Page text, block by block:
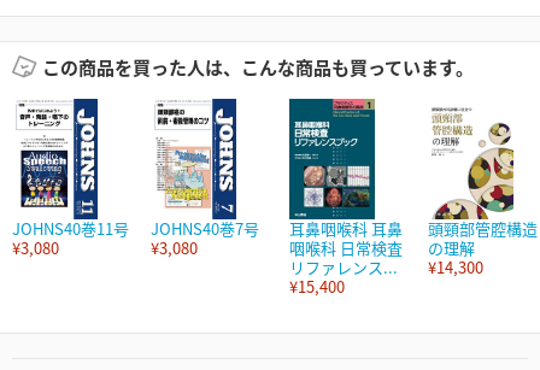
この商品を買った人は、こんな商品も買っています。
JOHNS40巻11号
¥3,080
JOHNS40巻7号
¥3,080
耳鼻咽喉科 耳鼻
咽喉科 日常検査
リファレンス...
¥15,400
頭頸部管腔構造
の理解
¥14,300